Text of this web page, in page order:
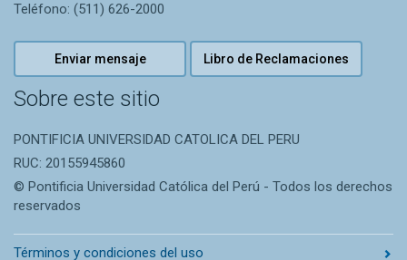
Teléfono: (511) 626-2000
Enviar mensaje Libro de Reclamaciones
Sobre este sitio
PONTIFICIA UNIVERSIDAD CATOLICA DEL PERU
RUC: 20155945860
© Pontificia Universidad Católica del Perú - Todos los derechos
reservados
Términos y condiciones del uso